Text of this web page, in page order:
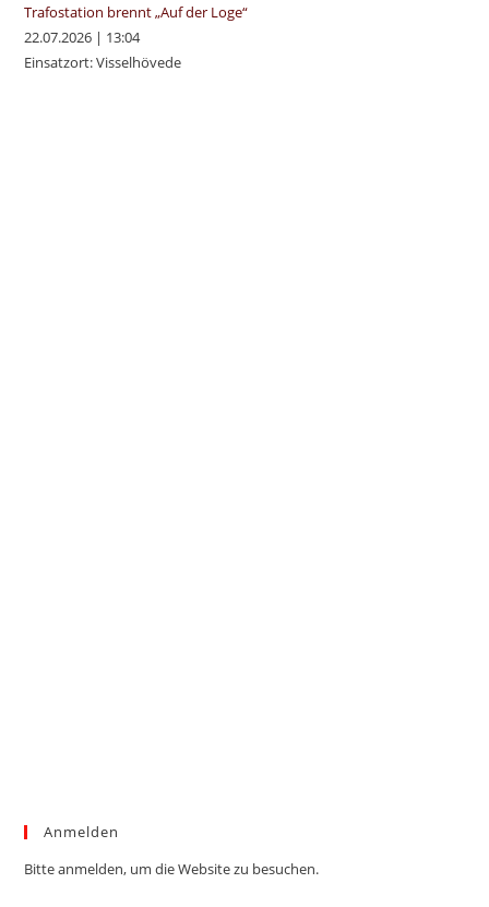
Trafostation brennt „Auf der Loge“
22.07.2026 | 13:04
Einsatzort: Visselhövede
Anmelden
Bitte anmelden, um die Website zu besuchen.